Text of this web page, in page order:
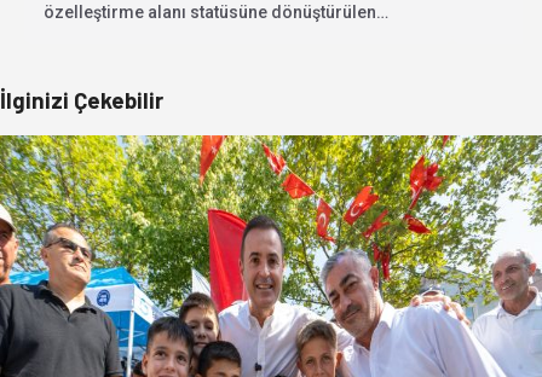
özelleştirme alanı statüsüne dönüştürülen
İlginizi Çekebilir